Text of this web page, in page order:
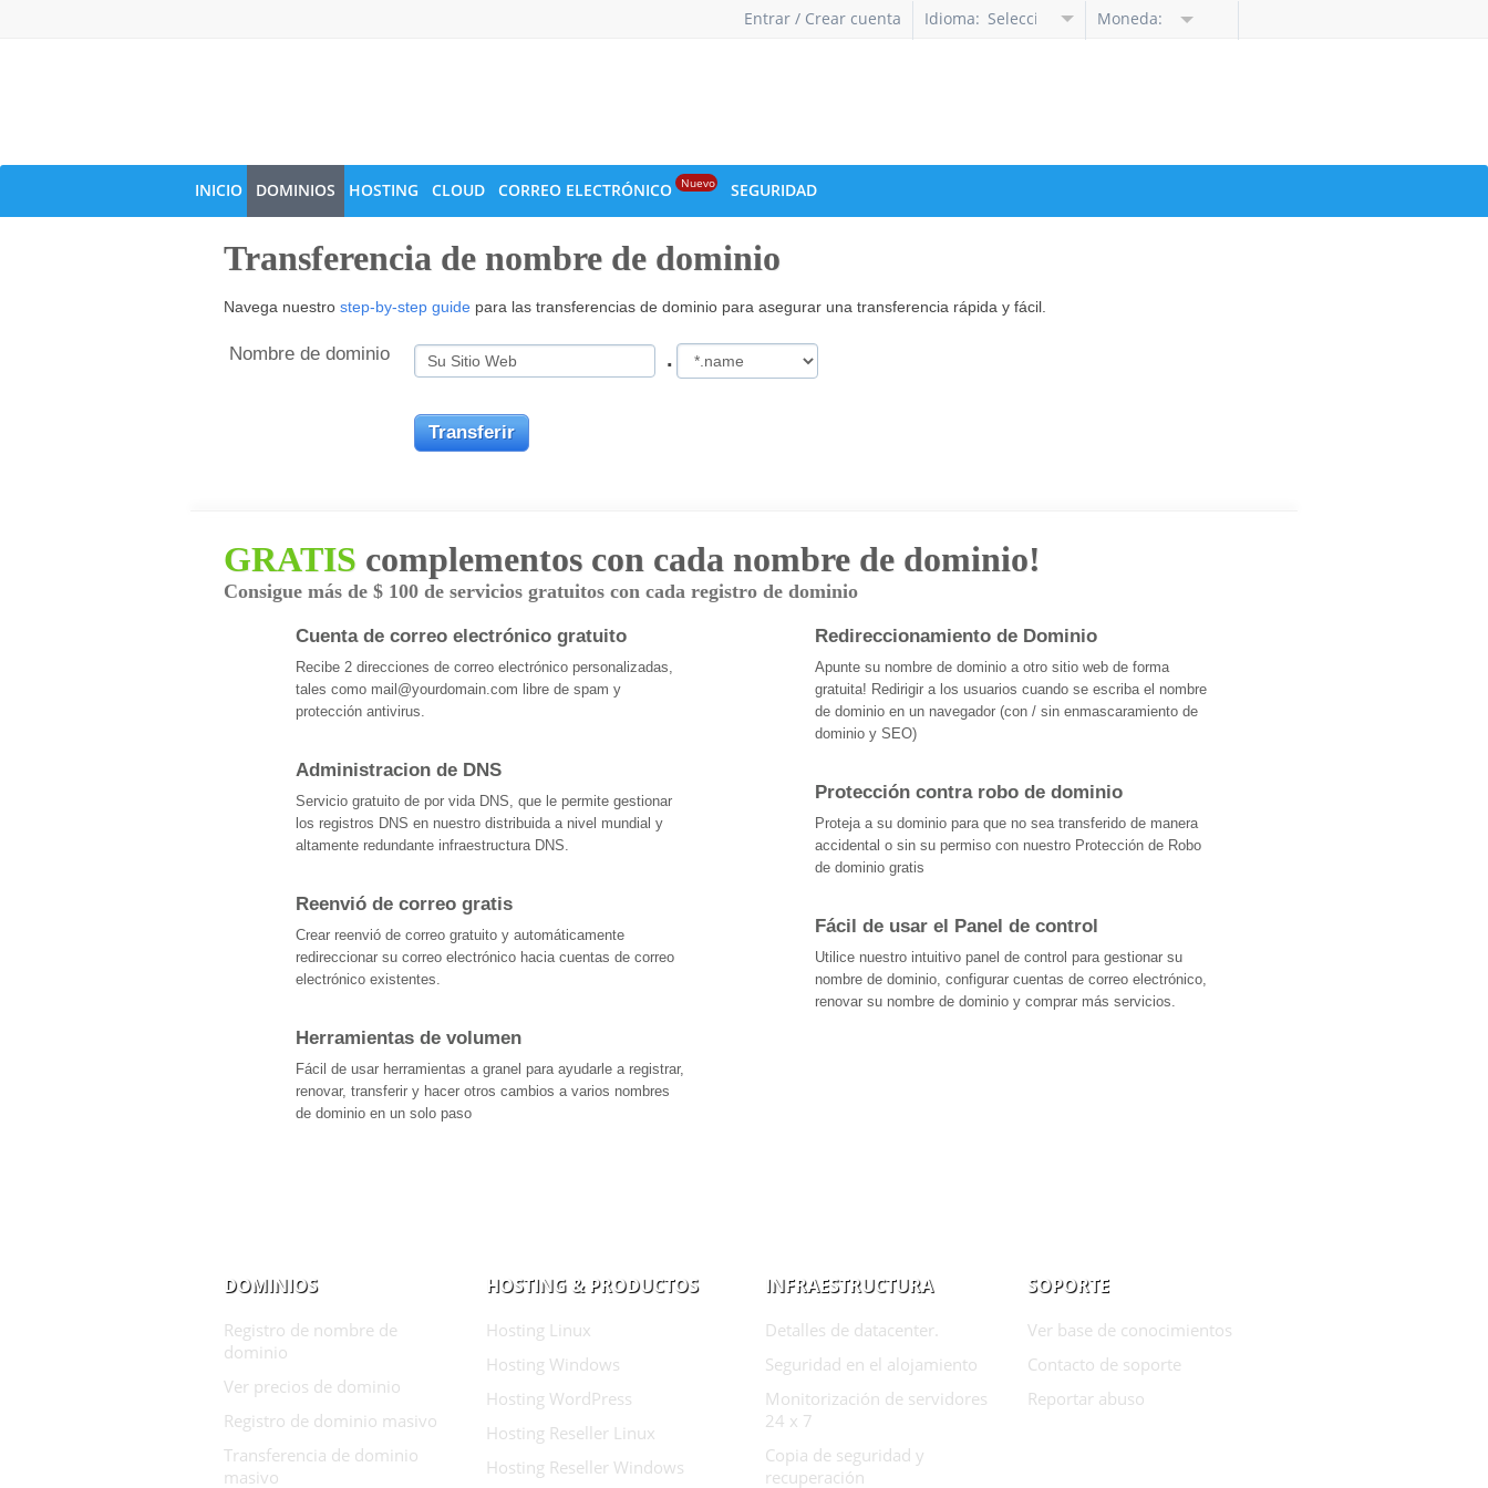
Entrar / Crear cuenta Idioma: Seleccione
Moneda:
INICIO DOMINIOS HOSTING CLOUD CORREO ELECTRÓNICO Nuevo SEGURIDAD
Transferencia de nombre de dominio
Navega nuestro step-by-step guide para las transferencias de dominio para asegurar una transferencia rápida y fácil.
Nombre de dominio .
GRATIS complementos con cada nombre de dominio!
Consigue más de $ 100 de servicios gratuitos con cada registro de dominio
Cuenta de correo electrónico gratuito
Recibe 2 direcciones de correo electrónico personalizadas,
tales como mail@yourdomain.com libre de spam y
protección antivirus.
Administracion de DNS
Servicio gratuito de por vida DNS, que le permite gestionar
los registros DNS en nuestro distribuida a nivel mundial y
altamente redundante infraestructura DNS.
Reenvió de correo gratis
Crear reenvió de correo gratuito y automáticamente
redireccionar su correo electrónico hacia cuentas de correo
electrónico existentes.
Herramientas de volumen
Fácil de usar herramientas a granel para ayudarle a registrar,
renovar, transferir y hacer otros cambios a varios nombres
de dominio en un solo paso
Redireccionamiento de Dominio
Apunte su nombre de dominio a otro sitio web de forma
gratuita! Redirigir a los usuarios cuando se escriba el nombre
de dominio en un navegador (con / sin enmascaramiento de
dominio y SEO)
Protección contra robo de dominio
Proteja a su dominio para que no sea transferido de manera
accidental o sin su permiso con nuestro Protección de Robo
de dominio gratis
Fácil de usar el Panel de control
Utilice nuestro intuitivo panel de control para gestionar su
nombre de dominio, configurar cuentas de correo electrónico,
renovar su nombre de dominio y comprar más servicios.
DOMINIOS
Registro de nombre de
dominio
Ver precios de dominio
Registro de dominio masivo
Transferencia de dominio
masivo
HOSTING & PRODUCTOS
Hosting Linux
Hosting Windows
Hosting WordPress
Hosting Reseller Linux
Hosting Reseller Windows
INFRAESTRUCTURA
Detalles de datacenter.
Seguridad en el alojamiento
Monitorización de servidores
24 x 7
Copia de seguridad y
recuperación
SOPORTE
Ver base de conocimientos
Contacto de soporte
Reportar abuso